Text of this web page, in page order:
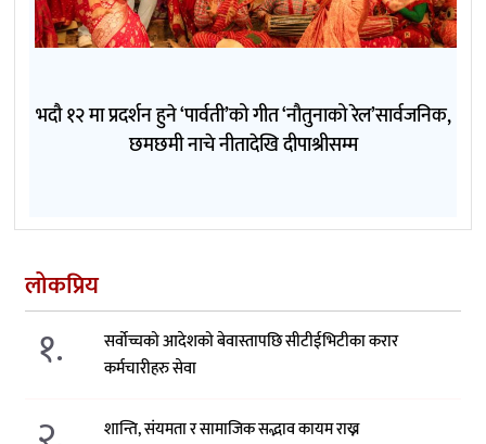
भदौ १२ मा प्रदर्शन हुने ‘पार्वती’को गीत ‘नौतुनाको रेल’सार्वजनिक,
छमछमी नाचे नीतादेखि दीपाश्रीसम्म
लोकप्रिय
१.
सर्वोच्चको आदेशको बेवास्तापछि सीटीईभिटीका करार
कर्मचारीहरु सेवा
शान्ति, संयमता र सामाजिक सद्भाव कायम राख्न